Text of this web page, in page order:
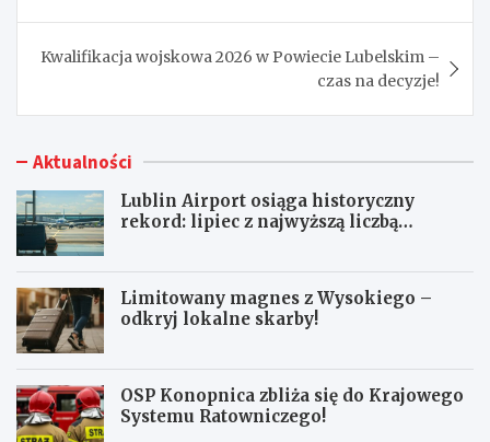
Kwalifikacja wojskowa 2026 w Powiecie Lubelskim –
czas na decyzje!
Aktualności
Lublin Airport osiąga historyczny
rekord: lipiec z najwyższą liczbą
Limitowany magnes z Wysokiego –
odkryj lokalne skarby!
OSP Konopnica zbliża się do Krajowego
Systemu Ratowniczego!